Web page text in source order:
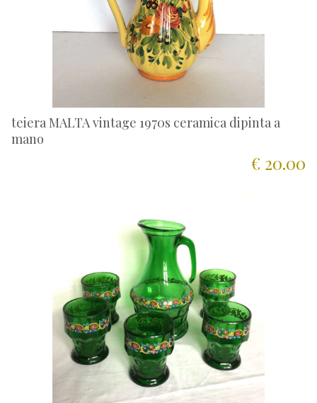
teiera MALTA vintage 1970s ceramica dipinta a
mano
€ 20.00